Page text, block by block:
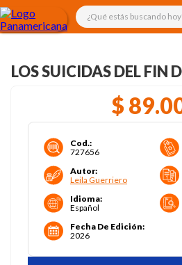
¿Qué estás buscando
LOS SUICIDAS DEL FIN
$ 89.
Cod.:
727656
Autor:
Leila Guerriero
Idioma:
Español
Fecha De Edición:
2026